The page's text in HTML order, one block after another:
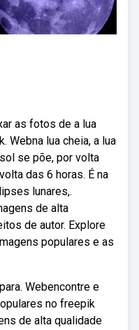
as fotos de a lua
Webna lua cheia, a lua
se põe, por volta
das 6 horas. É na
lunares,.
de alta
de autor. Explore
populares e as
Webencontre e
no freepik
de alta qualidade